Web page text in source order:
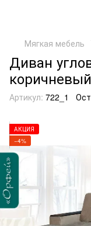
Мягкая мебель
Диван
Артикул: 722_1
АКЦИЯ
−4%